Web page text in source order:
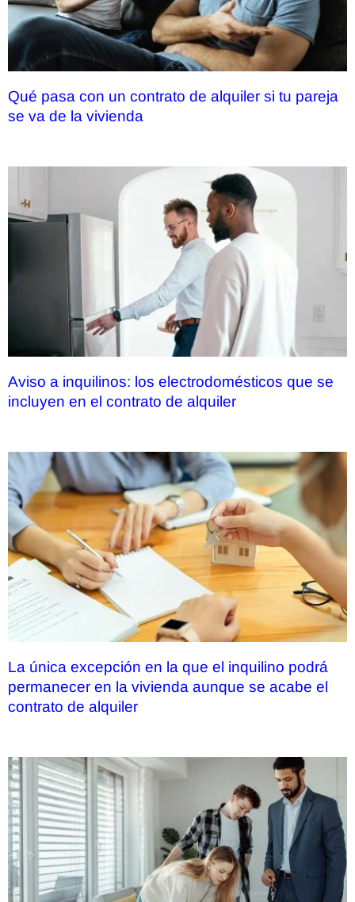
Qué pasa con un contrato de alquiler si tu pareja
se va de la vivienda
Aviso a inquilinos: los electrodomésticos que se
incluyen en el contrato de alquiler
La única excepción en la que el inquilino podrá
permanecer en la vivienda aunque se acabe el
contrato de alquiler